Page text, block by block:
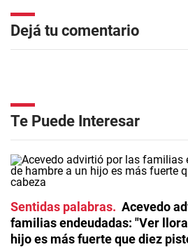
Dejá tu comentario
Te Puede Interesar
Sentidas palabras
Acevedo
familias endeudadas: "Ver
hijo es más fuerte que diez